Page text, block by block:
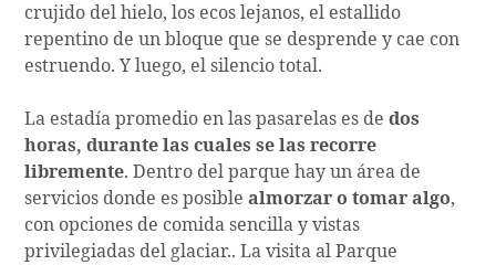
crujido del hielo, los ecos lejanos, el estallido
repentino de un bloque que se desprende y cae con
estruendo. Y luego, el silencio total.
La estadía promedio en las pasarelas es dedos
horas, durante las cuales se las recorre
libremente. Dentro del parque hay un área de
servicios donde es posiblealmorzar o tomar algo,
con opciones de comida sencilla y vistas
privilegiadas del glaciar.. La visita al Parque